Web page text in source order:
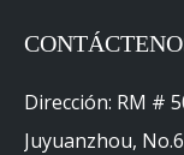
Dirección: RM #
Juyuanzhou,